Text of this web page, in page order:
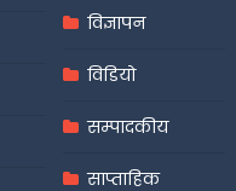
विज्ञापन
विडियो
सम्पादकीय
साप्ताहिक